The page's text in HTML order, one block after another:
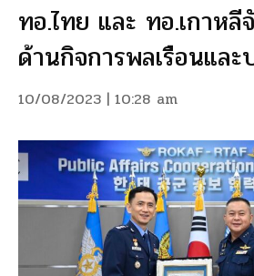
ทอ.ไทย และ ทอ.เกาห
ด้านกิจการพลเรือนแล
10/08/2023 | 10:28 am